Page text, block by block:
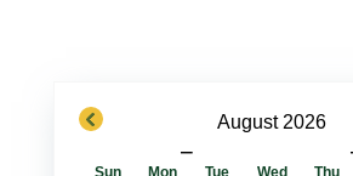
previous August 2026
−
Sun Mon Tue Wed Thu